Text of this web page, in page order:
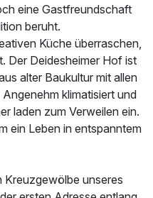
eine Gastfreundschaft
beruht.
Küche überraschen,
Der Deidesheimer Hof ist
alter Baukultur mit allen
klimatisiert und
laden zum Verweilen ein.
ein Leben in entspanntem
Kreuzgewölbe unseres